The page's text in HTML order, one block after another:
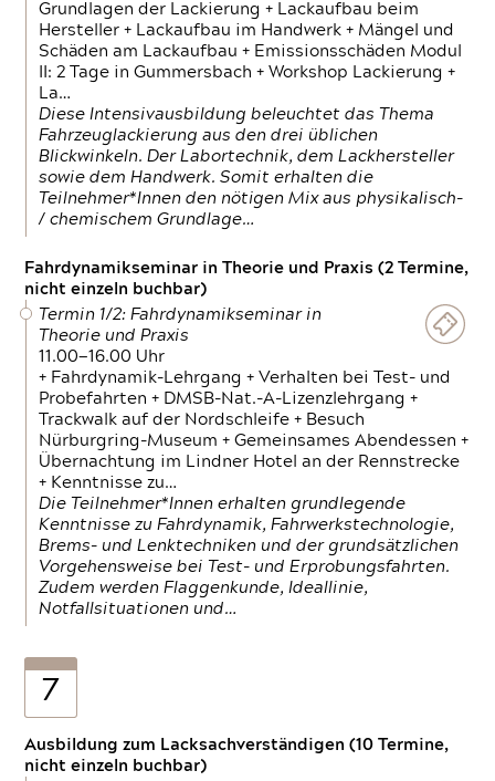
Grundlagen der Lackierung + Lackaufbau beim
Hersteller + Lackaufbau im Handwerk + Mängel und
Schäden am Lackaufbau + Emissionsschäden Modul
II: 2 Tage in Gummersbach + Workshop Lackierung +
La…
Diese Intensivausbildung beleuchtet das Thema
Fahrzeuglackierung aus den drei üblichen
Blickwinkeln. Der Labortechnik, dem Lackhersteller
sowie dem Handwerk. Somit erhalten die
Teilnehmer*Innen den nötigen Mix aus physikalisch-
/ chemischem Grundlage…
Fahrdynamikseminar in Theorie und Praxis (2 Termine,
nicht einzeln buchbar)
Termin 1/2: Fahrdynamikseminar in
Theorie und Praxis
11.00—16.00 Uhr
+ Fahrdynamik-Lehrgang + Verhalten bei Test- und
Probefahrten + DMSB-Nat.-A-Lizenzlehrgang +
Trackwalk auf der Nordschleife + Besuch
Nürburgring-Museum + Gemeinsames Abendessen +
Übernachtung im Lindner Hotel an der Rennstrecke
+ Kenntnisse zu…
Die Teilnehmer*Innen erhalten grundlegende
Kenntnisse zu Fahrdynamik, Fahrwerkstechnologie,
Brems- und Lenktechniken und der grundsätzlichen
Vorgehensweise bei Test- und Erprobungsfahrten.
Zudem werden Flaggenkunde, Ideallinie,
Notfallsituationen und…
7
Ausbildung zum Lacksachverständigen (10 Termine,
nicht einzeln buchbar)